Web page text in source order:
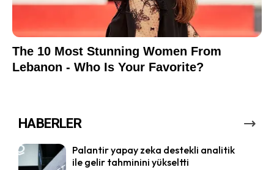
HABERLER
Palantir yapay zeka destekli analitik
ile gelir tahminini yükseltti